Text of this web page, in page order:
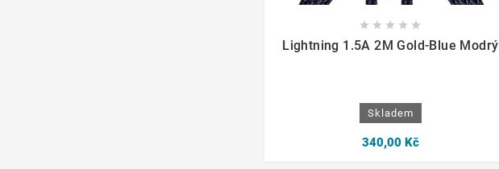
    
Lightning 1.5A 2M Gold-Blue Modrý
Skladem
340,00 Kč